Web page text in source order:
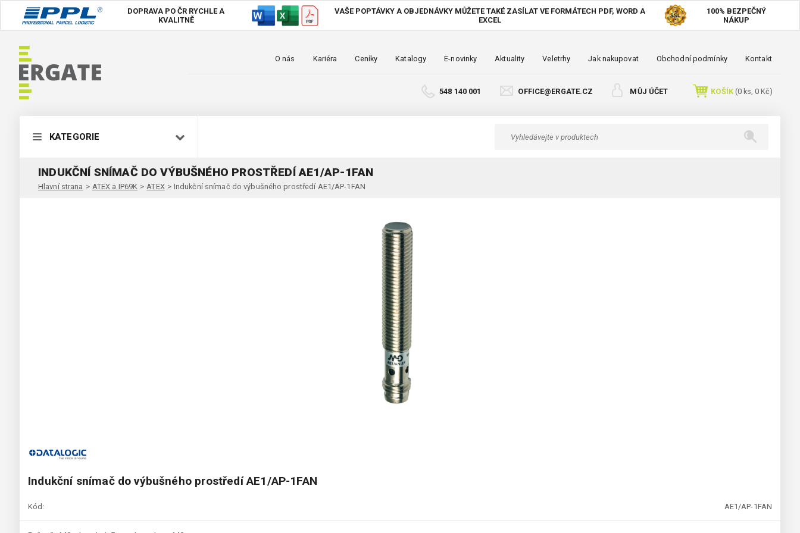
DOPRAVA PO ČR RYCHLE A
KVALITNĚ
VAŠE POPTÁVKY A OBJEDNÁVKY MŮŽETE TAKÉ ZASÍLAT VE FORMÁTECH PDF, WORD A
EXCEL
100% BEZPEČNÝ
NÁKUP
O nás Kariéra Ceníky Katalogy E-novinky Aktuality Veletrhy Jak nakupovat Obchodní podmínky Kontakt
548 140 001 OFFICE@ERGATE.CZ MŮJ ÚČET KOŠÍK(0ks, 0 Kč)
KATEGORIE
INDUKČNÍ SNÍMAČ DO VÝBUŠNÉHO PROSTŘEDÍ AE1/AP-1FAN
Hlavní strana > ATEX a IP69K > ATEX > Indukční snímač do výbušného prostředí AE1/AP-1FAN
Indukční snímač do výbušného prostředí AE1/AP-1FAN
Kód: AE1/AP-1FAN